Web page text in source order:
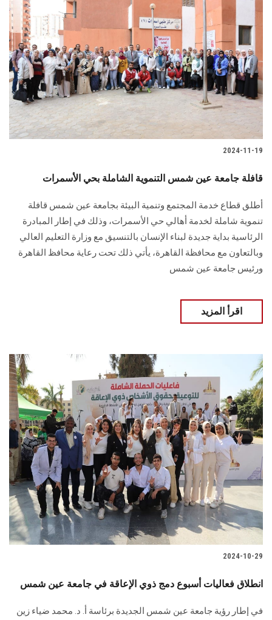
2024-11-19
قافلة جامعة عين شمس التنموية الشاملة بحي الأسمرات
أطلق قطاع خدمة المجتمع وتنمية البيئة بجامعة عين شمس قافلة
تنموية شاملة لخدمة أهالي حي ‏الأسمرات، وذلك في إطار المبادرة
الرئاسية بداية جديدة لبناء الإنسان بالتنسيق مع وزارة التعليم ‏العالي
وبالتعاون مع محافظة القاهرة‎، يأتي ذلك تحت رعاية محافظ القاهرة
ورئيس جامعة عين شمس
اقرأ المزيد
2024-10-29
انطلاق فعاليات أسبوع دمج ذوي الإعاقة في جامعة عين شمس
في إطار رؤية جامعة عين شمس الجديدة برئاسة أ. د. محمد ضياء زين